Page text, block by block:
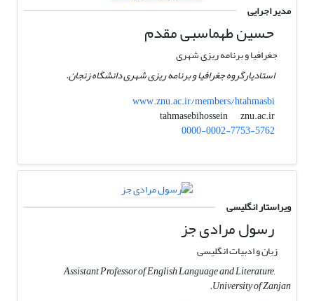
مدیر اجرایی
حسین طهماسبی مقدم
جغرافیا و برنامه ریزی شهری
استادیارگروه جغرافیا و برنامه ریزی شهری دانشگاه زنجان.
www.znu.ac.ir/members/htahmasbi
tahmasebihossein
znu.ac.ir
0000-0002-7753-5762
ویراستار انگلیسی
رسول مرادی جز
زبان و ادبیات انگلیسی
Assistant Professor of English Language and Literature,
University of Zanjan.